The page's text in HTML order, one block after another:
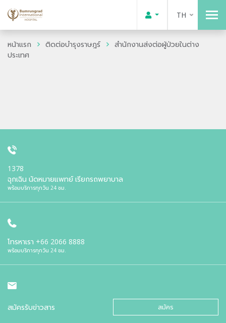
TH
หน้าแรก ติดต่อบำรุงราษฎร์
สำนักงานส่งต่อผู้ป่วยในต่าง
ประเทศ
1378
ฉุกเฉิน นัดหมายแพทย์ เรียกรถพยาบาล
พร้อมบริการทุกวัน 24 ชม.
โทรหาเรา +66 2066 8888
พร้อมบริการทุกวัน 24 ชม.
สมัครรับข่าวสาร สมัคร